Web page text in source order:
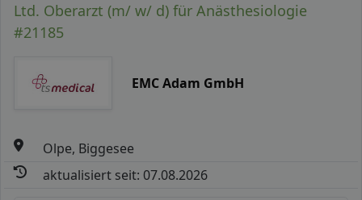
Ltd. Oberarzt (m/ w/ d) für Anästhesiologie
#21185
EMC Adam GmbH
Olpe, Biggesee
aktualisiert seit: 07.08.2026